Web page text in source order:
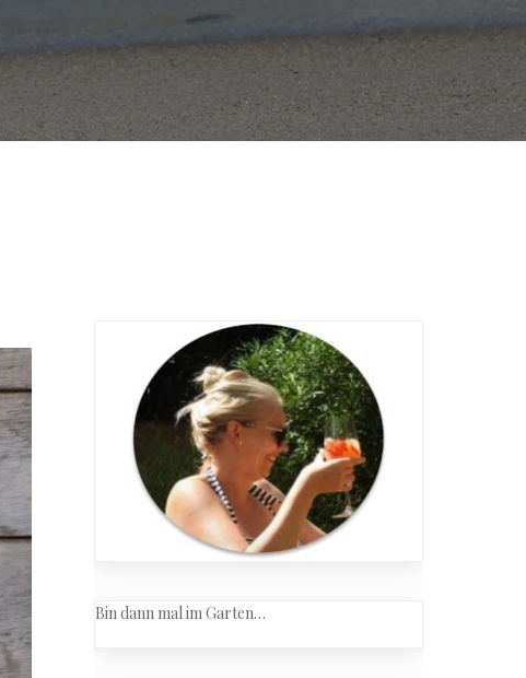
Bin dann mal im Garten…